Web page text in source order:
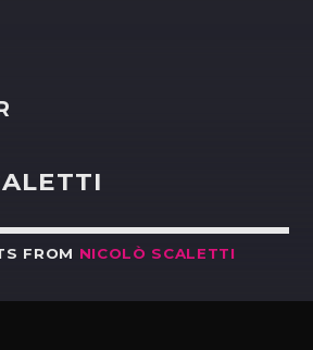
FROM NICOLÒ SCALETTI